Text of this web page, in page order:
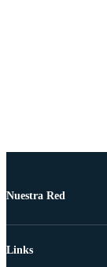
Nuestra Red
Links